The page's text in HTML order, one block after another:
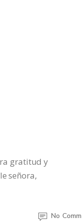
gratitud y
señora,
No